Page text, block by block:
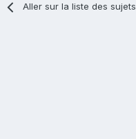
Aller sur la liste des sujets